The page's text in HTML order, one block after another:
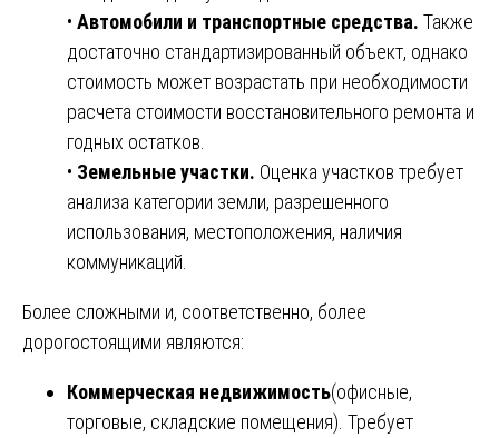
• Автомобили и транспортные средства. Также
достаточно стандартизированный объект, однако
стоимость может возрастать при необходимости
расчета стоимости восстановительного ремонта и
годных остатков.
• Земельные участки. Оценка участков требует
анализа категории земли, разрешенного
использования, местоположения, наличия
коммуникаций.
Более сложными и, соответственно, более
дорогостоящими являются:
Коммерческая недвижимость(офисные,
торговые, складские помещения). Требует